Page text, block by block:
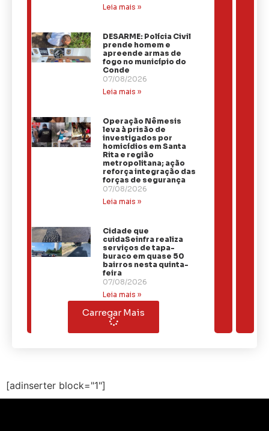
Leia mais »
DESARME: Polícia Civil
prende homem e
apreende armas de
fogo no município do
Conde
07/08/2026
Leia mais »
Operação Nêmesis
leva à prisão de
investigados por
homicídios em Santa
Rita e região
metropolitana; ação
reforça integração das
forças de segurança
07/08/2026
Leia mais »
Cidade que
cuidaSeinfra realiza
serviços de tapa-
buraco em quase 50
bairros nesta quinta-
feira
07/08/2026
Leia mais »
Carregar Mais
[adinserter block="1"]